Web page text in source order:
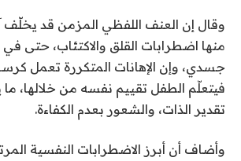
وقال إن العنف اللفظي المزمن قد يخلّف
منها اضطرابات القلق والاكتئاب، حتى
جسدي، وإن الإهانات المتكررة تعمل
فيتعلّم الطفل تقييم نفسه من خلالها،
تقدير الذات، والشعور بعدم الكفاءة.
وأضاف أن أبرز الاضطرابات النفسية